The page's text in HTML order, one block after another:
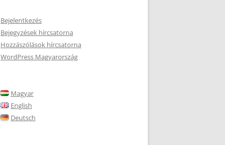
Bejelentkezés
Bejegyzések hírcsatorna
Hozzászólások hírcsatorna
WordPress Magyarország
Magyar
English
Deutsch